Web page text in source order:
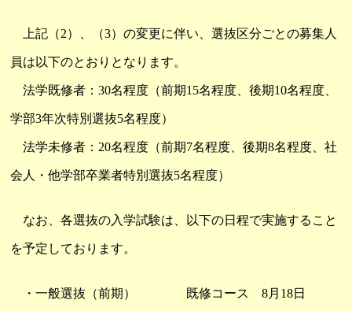
上記（2）、（3）の変更に伴い、選抜区分ごとの募集人
員は以下のとおりとなります。
法学既修者：30名程度（前期15名程度、後期10名程度、
学部3年次特別選抜5名程度）
法学未修者：20名程度（前期7名程度、後期8名程度、社
会人・他学部卒業者特別選抜5名程度）
なお、各選抜の入学試験は、以下の日程で実施すること
を予定しております。
・一般選抜（前期） 既修コース 8月18日